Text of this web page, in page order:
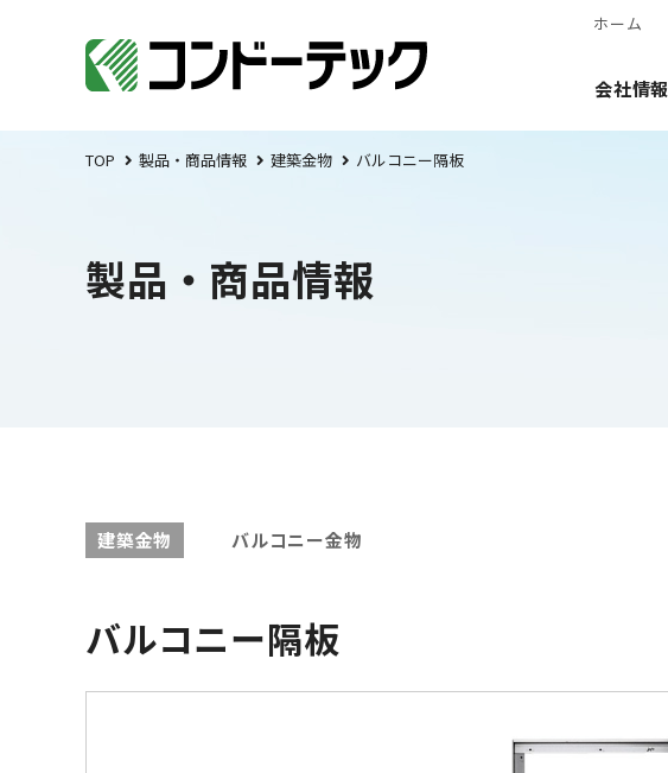
ホーム
会社情報
TOP 製品・商品情報 建築金物 バルコニー隔板
製品・商品情報
建築金物 バルコニー金物
バルコニー隔板